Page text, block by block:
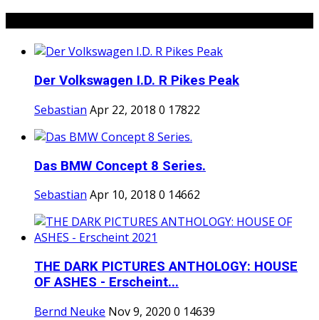
Der Volkswagen I.D. R Pikes Peak
Sebastian Apr 22, 2018 0 17822
Das BMW Concept 8 Series.
Sebastian Apr 10, 2018 0 14662
THE DARK PICTURES ANTHOLOGY: HOUSE
OF ASHES - Erscheint...
Bernd Neuke Nov 9, 2020 0 14639